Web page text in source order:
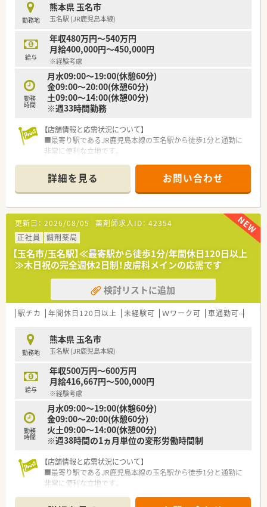
勤務地
熊本県 玉名市
玉名駅 (JR鹿児島本線)
給与
年収480万円～540万円
月給400,000円～450,000円
※経験考慮
勤務
時間
月水09:00～19:00(休憩60分)
金09:00～20:00(休憩60分)
土09:00～14:00(休憩00分)
※週33時間勤務
【店舗情報と応需状況について】
■最寄り駅であるJR鹿児島本線の玉名駅から徒歩1分と通勤に
非常に便利な立地です。
枚応需する環境です。
■薬剤師はパートを含め4名から5名ほど在籍しており事務員も
2名配置されています。
【募集背景と求める人物像について】
■現在の体制における欠員補充のため即戦力となる経験者を積
極的に歓迎しています。
■指示を待つだけでなく自ら考えて行動できる主体性のある方
を求めている職場です。
■遅い時間までの勤務も厭わずしっかりと稼ぎたいという意欲
的な方を歓迎します。
【法人特徴について】
■熊本市内を中心に県内で調剤薬局を合計9店舗展開している地
■門前のクリニックと良好な関係を築きながら地域医療に貢献
している安定企業です。
■従業員のワークライフバランスを重視し厚い人員体制を整え
ることに注力しています。
詳細を見る お問い合わせ
更新日： 2026/08/05 薬剤師求人ID： 42354
正社員
調剤薬局
【玉名市/玉名駅】≪最寄駅から徒歩1分/年間休日120日以上
≫木日祝の完全週休2日制！皮膚科メインの応需です
検討リストに追加
駅チカ 年間休日120日以上 未経験可 Ｗワーク可 車通勤可
勤務地
熊本県 玉名市
玉名駅 (JR鹿児島本線)
給与
年収500万円～600万円
月給416,667円～500,000円
※経験考慮
勤務
時間
月水09:00～19:00(休憩60分)
金09:00～20:00(休憩60分)
火土09:00～14:00(休憩00分)
※週38時間の1ヵ月単位の変形労働時間制
【店舗情報と応需状況について】
■最寄り駅であるJR鹿児島本線の玉名駅から徒歩1分と通勤に
非常に便利な立地です。
枚応需する環境です。